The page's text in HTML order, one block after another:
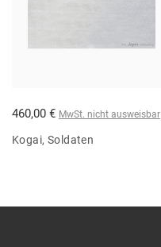
Kogai, Soldaten
460,00 € MwSt. nicht ausweisbar